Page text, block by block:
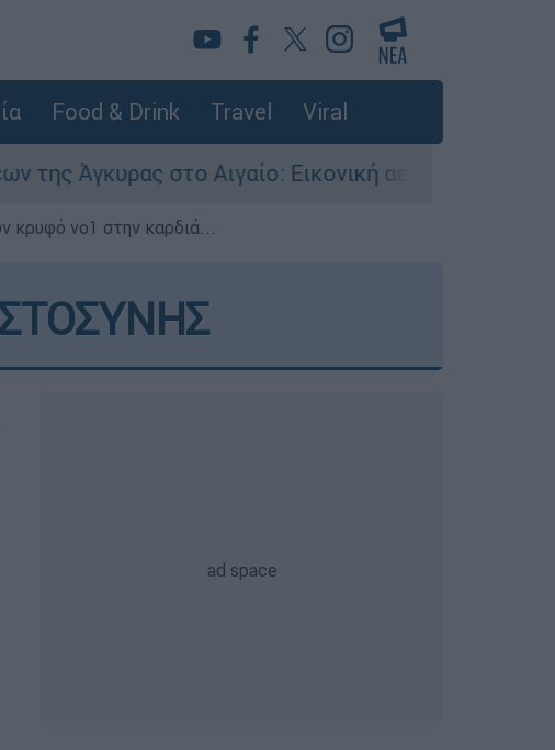
Food & Drink Travel Viral
Αιγαίο: Εικονική αερομαχία ανάμεσα σε
κρυφό νο1 στην καρδιά...